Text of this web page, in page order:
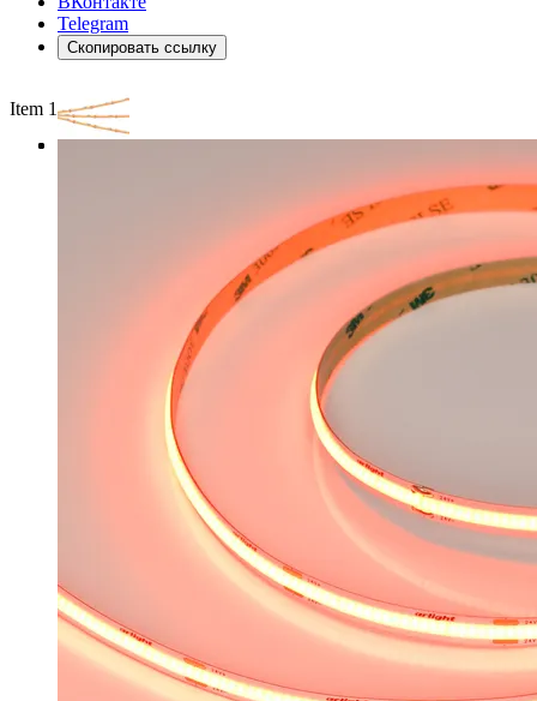
Telegram
Скопировать ссылку
Item 1 of 3